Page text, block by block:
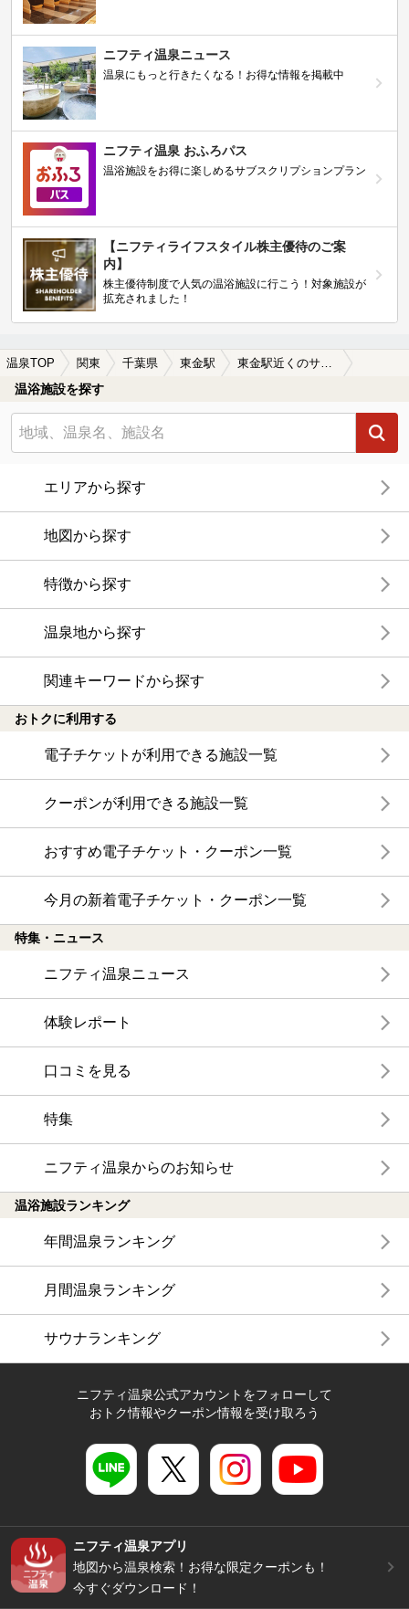
ニフティ温泉ニュース
温泉にもっと行きたくなる！お得な情報を掲載中
ニフティ温泉 おふろパス
温浴施設をお得に楽しめるサブスクリプションプラン
【ニフティライフスタイル株主優待のご案
内】
株主優待制度で人気の温浴施設に行こう！対象施設が
拡充されました！
温泉TOP 関東 千葉県 東金駅
温浴施設を探す
エリアから探す
地図から探す
特徴から探す
温泉地から探す
関連キーワードから探す
おトクに利用する
電子チケットが利用できる施設一覧
クーポンが利用できる施設一覧
おすすめ電子チケット・クーポン一覧
今月の新着電子チケット・クーポン一覧
特集・ニュース
ニフティ温泉ニュース
体験レポート
口コミを見る
特集
ニフティ温泉からのお知らせ
温浴施設ランキング
年間温泉ランキング
月間温泉ランキング
サウナランキング
ニフティ温泉公式アカウントをフォローして
おトク情報やクーポン情報を受け取ろう
ニフティ温泉アプリ
地図から温泉検索！お得な限定クーポンも！
今すぐダウンロード！